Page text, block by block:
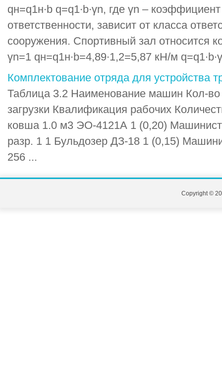
qн=q1н∙b q=q1∙b∙γn, где γn –
ответственности, зависит от класса
сооружения. Спортивный зал относится
γn=1 qн=q1н∙b=4,89∙1,2=5,87 кН/м
Комплектование отряда для устройства
Таблица 3.2 Наименование машин Кол-
загрузки Квалификация рабочих
ковша 1.0 м3 ЭО-4121А 1 (0,20)
разр. 1 1 Бульдозер ДЗ-18 1 (0,15)
256 ...
Copyright ©